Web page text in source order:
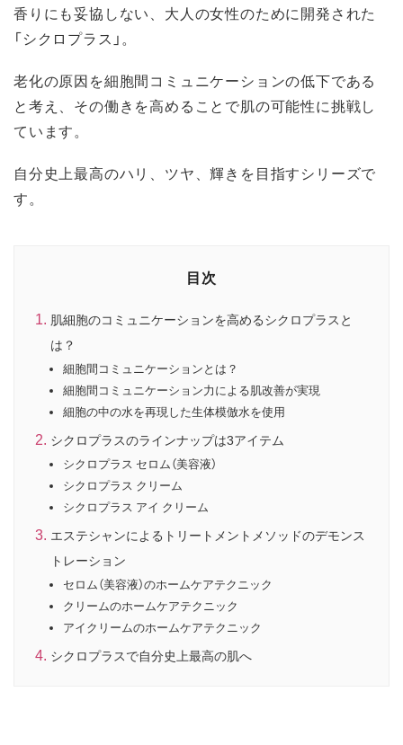
香りにも妥協しない、大人の女性のために開発された
「シクロプラス」。
老化の原因を細胞間コミュニケーションの低下である
と考え、その働きを高めることで肌の可能性に挑戦し
ています。
自分史上最高のハリ、ツヤ、輝きを目指すシリーズで
す。
目次
肌細胞のコミュニケーションを高めるシクロプラスと
は？
細胞間コミュニケーションとは？
細胞間コミュニケーション力による肌改善が実現
細胞の中の水を再現した生体模倣水を使用
シクロプラスのラインナップは3アイテム
シクロプラス セロム（美容液）
シクロプラス クリーム
シクロプラス アイ クリーム
エステシャンによるトリートメントメソッドのデモンス
トレーション
セロム（美容液）のホームケアテクニック
クリームのホームケアテクニック
アイクリームのホームケアテクニック
シクロプラスで自分史上最高の肌へ